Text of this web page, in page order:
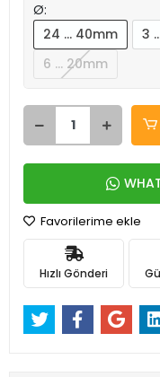
Ø:
24 … 40mm
3
6 … 20mm
Favorilerime ekle
Hızlı Gönderi